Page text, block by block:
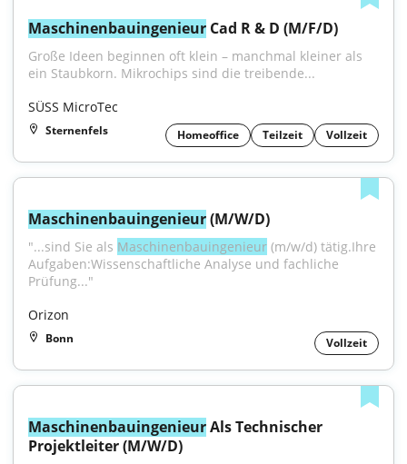
Maschinenbauingenieur Cad R & D (M/F/D)
Große Ideen beginnen oft klein – manchmal kleiner als
ein Staubkorn. Mikrochips sind die treibende...
SÜSS MicroTec
Sternenfels Homeoffice Teilzeit Vollzeit
Maschinenbauingenieur (M/W/D)
"...sind Sie als Maschinenbauingenieur (m/w/d) tätig.Ihre
Aufgaben:Wissenschaftliche Analyse und fachliche
Prüfung..."
Orizon
Bonn Vollzeit
Maschinenbauingenieur Als Technischer
Projektleiter (M/W/D)